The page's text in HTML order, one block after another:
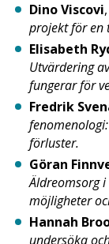
Dino Viscovi
projekt för en
Elisabeth
Utvärdering
fungerar för
Fredrik
förluster.
Göran
Äldreomsorg
möjligheter
Hannah
undersöka